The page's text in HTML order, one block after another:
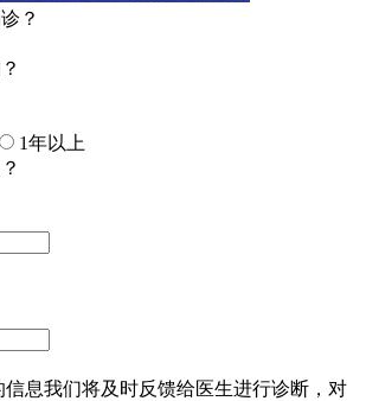
？
1年以上
信息我们将及时反馈给医生进行诊断，对